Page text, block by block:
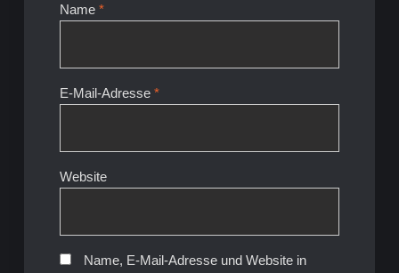
Name *
E-Mail-Adresse *
Website
Name, E-Mail-Adresse und Website in